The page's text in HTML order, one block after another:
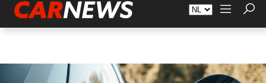
Adverteren Over Carnews.nl Contact